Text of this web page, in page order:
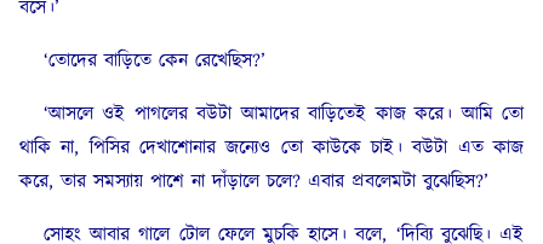
বসে।’
‘তোদের বাড়িতে কেন রেখেছিস?’
‘আসলে ওই পাগলের বউটা আমাদের বাড়িতেই কাজ করে। আমি তো
থাকি না, পিসির দেখাশোনার জন্যেও তো কাউকে চাই। বউটা এত কাজ
করে, তার সমস্যায় পাশে না দাঁড়ালে চলে? এবার প্রবলেমটা বুঝেছিস?’
সোহং আবার গালে টোল ফেলে মুচকি হাসে। বলে, ‘দিব্যি বুঝেছি। এই